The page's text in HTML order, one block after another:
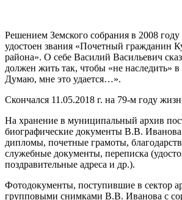
Решением Земского собрания в 2008
удостоен звания «Почетный гражданин
района». О себе Василий Васильевич
должен жить так, чтобы «не наследить»
Думаю, мне это удается…».
Скончался 11.05.2018 г. на 79-м году
На хранение в муниципальный архив
биографические документы В.В.
дипломы, почетные грамоты,
служебные документы, переписка
поздравительные адреса и др.).
Фотодокументы, поступившие в сектор
групповыми снимками В.В. Иванова с